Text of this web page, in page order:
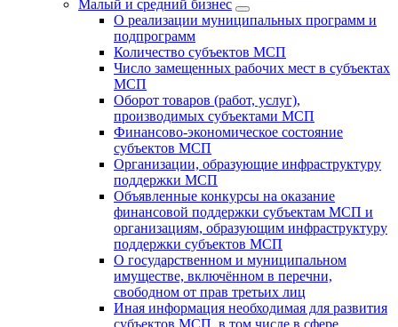
Малый и средний бизнес
О реализации муниципальных программ и
подпрограмм
Количество субъектов МСП
Число замещенных рабочих мест в субъектах
МСП
Оборот товаров (работ, услуг),
производимых субъектами МСП
Финансово-экономическое состояние
субъектов МСП
Организации, образующие инфраструктуру
поддержки МСП
Объявленные конкурсы на оказание
финансовой поддержки субъектам МСП и
организациям, образующим инфраструктуру
поддержки субъектов МСП
О государственном и муниципальном
имуществе, включённом в перечни,
свободном от прав третьих лиц
Иная информация необходимая для развития
субъектов МСП, в том числе в сфере